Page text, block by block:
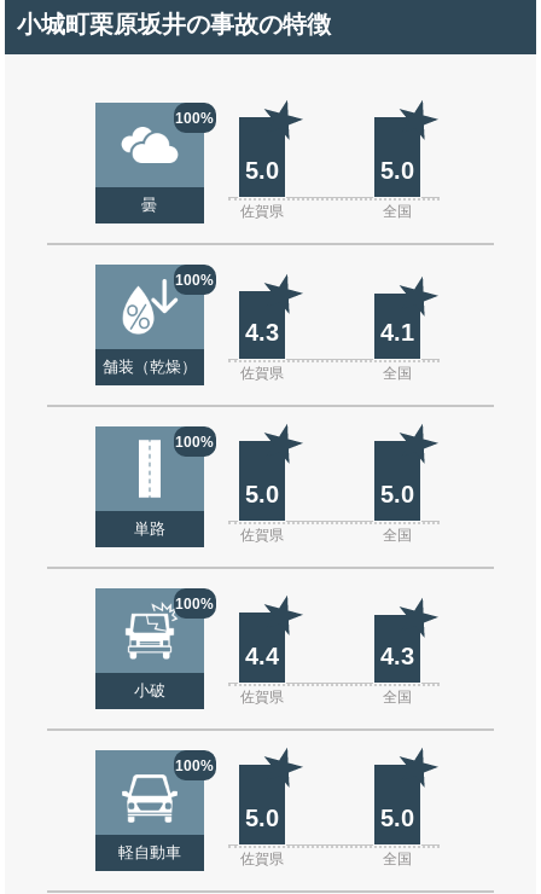
小城町栗原坂井の事故の特徴
100%
曇
5.0 5.0
佐賀県 全国
100%
舗装（乾燥）
4.3 4.1
佐賀県 全国
100%
単路
5.0 5.0
佐賀県 全国
100%
小破
4.4 4.3
佐賀県 全国
100%
軽自動車
5.0 5.0
佐賀県 全国